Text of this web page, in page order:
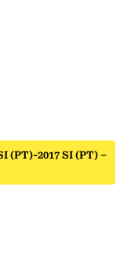
SI (PT)-2017 SI (PT) –